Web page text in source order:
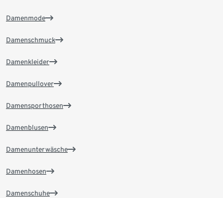
Damenmode
Damenschmuck
Damenkleider
Damenpullover
Damensporthosen
Damenblusen
Damenunterwäsche
Damenhosen
Damenschuhe